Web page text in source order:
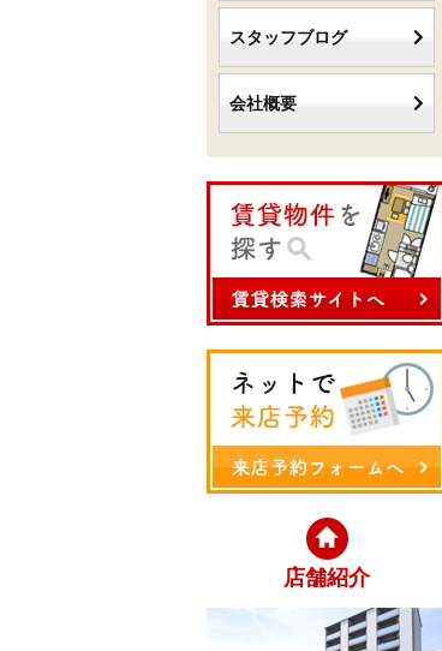
スタッフブログ
会社概要
店舗紹介